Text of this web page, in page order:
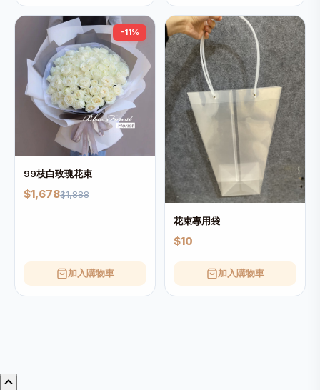
-11%
99枝白玫瑰花束
$1,678$1,888
加入購物車
花束專用袋
$10
加入購物車